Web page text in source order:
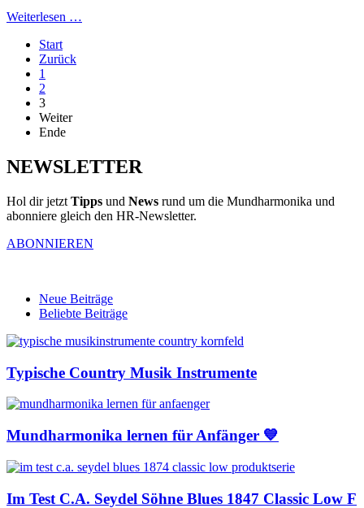
Weiterlesen …
Start
Zurück
1
2
3
Weiter
Ende
NEWSLETTER
Hol dir jetzt Tipps und News rund um die Mundharmonika und
abonniere gleich den HR-Newsletter.
ABONNIEREN
Neue Beiträge
Beliebte Beiträge
Typische Country Musik Instrumente
Mundharmonika lernen für Anfänger 💙
Im Test C.A. Seydel Söhne Blues 1847 Classic Low F